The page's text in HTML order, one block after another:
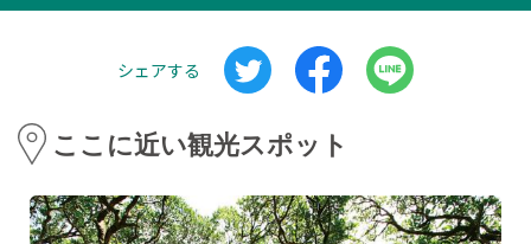
シェアする
ここに近い観光スポット